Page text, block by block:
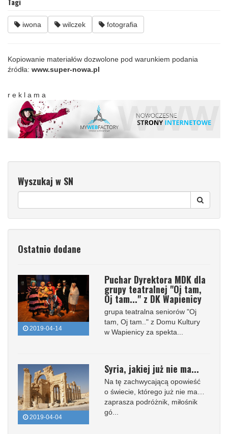
iwona wilczek fotografia
Kopiowanie materiałów dozwolone pod warunkiem podania
źródła: www.super-nowa.pl
r e k l a m a
Wyszukaj w SN
Ostatnio dodane
2019-04-14
Puchar Dyrektora MDK dla
grupy teatralnej "Oj tam,
Oj tam..." z DK Wapienicy
grupa teatralna seniorów "Oj
tam, Oj tam.." z Domu Kultury
w Wapienicy za spekta...
2019-04-04
Syria, jakiej już nie ma...
Na tę zachwycającą opowieść
o świecie, którego już nie ma…
zaprasza podróżnik, miłośnik
gó...